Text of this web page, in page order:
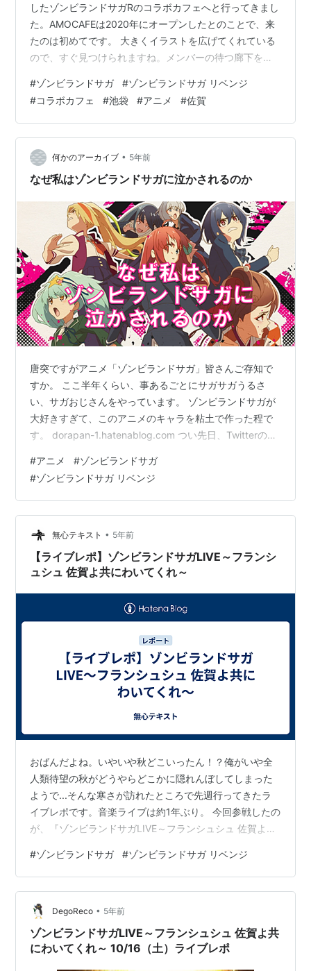
したゾンビランドサガRのコラボカフェへと行ってきまし
た。AMOCAFEは2020年にオープンしたとのことで、来
たのは初めてです。 大きくイラストを広げてくれている
ので、すぐ見つけられますね。メンバーの待つ廊下を通
しい気がします。落ち着かないのでテーブル席に座りま
したが。注文したのはこちら。 ゾンビィ大好きイカゲソ
バーガーです。斬新なバーガー。イカゲソは最近あまり
食べる機会もなかったので、久々でした。酒が欲しくな
ります。 【ふるさと納税】ゾンビランドサガ Blu-ray
BOX(唐津市応援…
#ゾンビランドサガ #ゾンビランドサガ リベンジ
#コラボカフェ #池袋 #アニメ #佐賀
何かのアーカイブ • 5年前
なぜ私はゾンビランドサガに泣かされるのか
唐突ですがアニメ「ゾンビランドサガ」皆さんご存知で
すか。 ここ半年くらい、事あるごとにサガサガうるさ
い、サガおじさんをやっています。 ゾンビランドサガが
大好きすぎて、このアニメのキャラを粘土で作った程で
す。 dorapan-1.hatenablog.com つい先日、Twitterのス
しました。 ゾンビランドサガの何がそんなに良いのか。
どこに私が泣かされているのかを語りたく、その勢いで
今の想いを消えない形で書き記しておきます。 未見の方
も、完走した方も、この記事で少しでもゾンサガの魅力
を更に知っていただけると幸いです。 ©ゾンビランドサ
ガ リベ…
#アニメ #ゾンビランドサガ
#ゾンビランドサガ リベンジ
無心テキスト • 5年前
【ライブレポ】ゾンビランドサガLIVE～フランシ
ュシュ 佐賀よ共にわいてくれ～
おばんだよね。いやいや秋どこいったん！？俺がいや全
人類待望の秋がどうやらどこかに隠れんぼしてしまった
ようで...そんな寒さが訪れたところで先週行ってきたラ
イブレポです。音楽ライブは約1年ぶり。 今回参戦したの
が、『ゾンビランドサガLIVE～フランシュシュ 佐賀よ共
『ゾンビランドサガ』は人力舎のマネージャーさんのお
話を聞く機会があり、その際「今何なんかアイドルがゾ
ンビになって佐賀を救うアニメが面白いらしいよ」と紹
介され見事にハマってしまいました。 残念ながら1stLIVE
のチケットはご用意されませんでしたが、2019年7月に
佐賀・アルピノ…
#ゾンビランドサガ #ゾンビランドサガ リベンジ
DegoReco • 5年前
ゾンビランドサガLIVE～フランシュシュ 佐賀よ共
にわいてくれ～ 10/16（土）ライブレポ